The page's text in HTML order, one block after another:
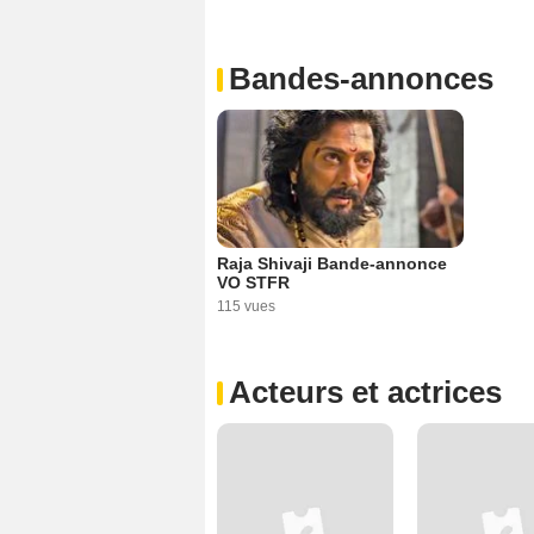
Bandes-annonces
Raja Shivaji Bande-annonce
VO STFR
115 vues
Acteurs et actrices